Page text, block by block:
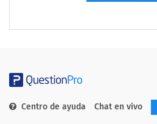
Centro de ayuda Chat en vivo